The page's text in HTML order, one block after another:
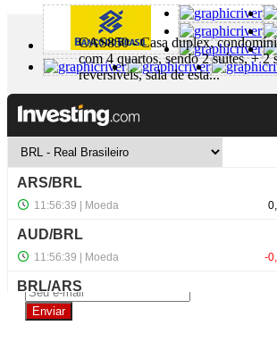
CAS850 - Casa duplex,
com 4 quartos, sendo 2 suítes, + 2
reversíveis, sala de esta...
+ Detalhes
R$ 700.000,00
NewsLetter